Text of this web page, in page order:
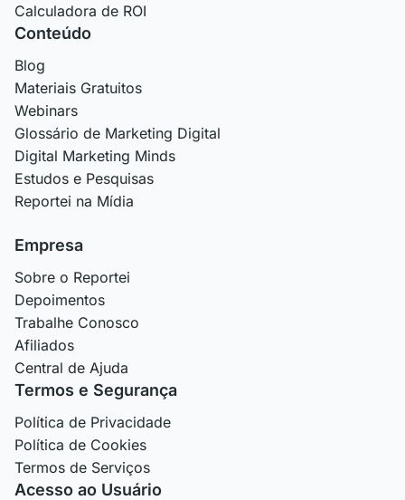
Calculadora de ROI
Conteúdo
Blog
Materiais Gratuitos
Webinars
Glossário de Marketing Digital
Digital Marketing Minds
Estudos e Pesquisas
Reportei na Mídia
Empresa
Sobre o Reportei
Depoimentos
Trabalhe Conosco
Afiliados
Central de Ajuda
Termos e Segurança
Política de Privacidade
Política de Cookies
Termos de Serviços
Acesso ao Usuário